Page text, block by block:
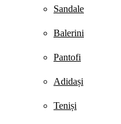
Sandale
Balerini
Pantofi
Adidași
Teniși